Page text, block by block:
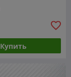
Купить